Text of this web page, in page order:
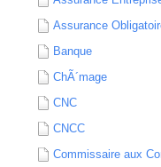
Assurance
Banque
ChÃ´mage
CNC
CNCC
Commissaire aux